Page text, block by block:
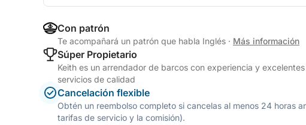
Con patrón
Te acompañará un patrón que habla Inglés · Más información
Súper Propietario
Keith es un arrendador de barcos con experiencia y
servicios de calidad
Cancelación flexible
Obtén un reembolso completo si cancelas al menos 24 horas
tarifas de servicio y la comisión).